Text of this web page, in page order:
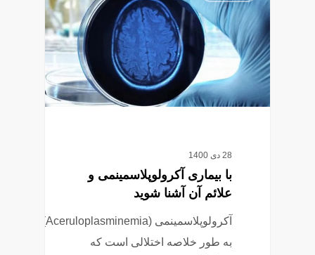
28 دی 1400
با بیماری آکرولوپلاسمینمی و
علائم آن آشنا شوید
آکرولوپلاسمینمی (Aceruloplasminemia)
به طور خلاصه اختلالی است که